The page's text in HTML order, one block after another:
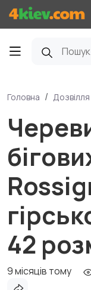
Головна Дозвілля
42
9 місяців тому